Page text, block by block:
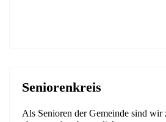
Seniorenkreis
Als Senioren der Gemeinde sind